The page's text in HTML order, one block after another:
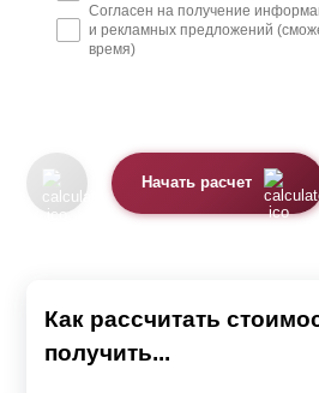
Согласен на получение
и рекламных предложений
время)
Начать расчет
Как рассчитать
получить...